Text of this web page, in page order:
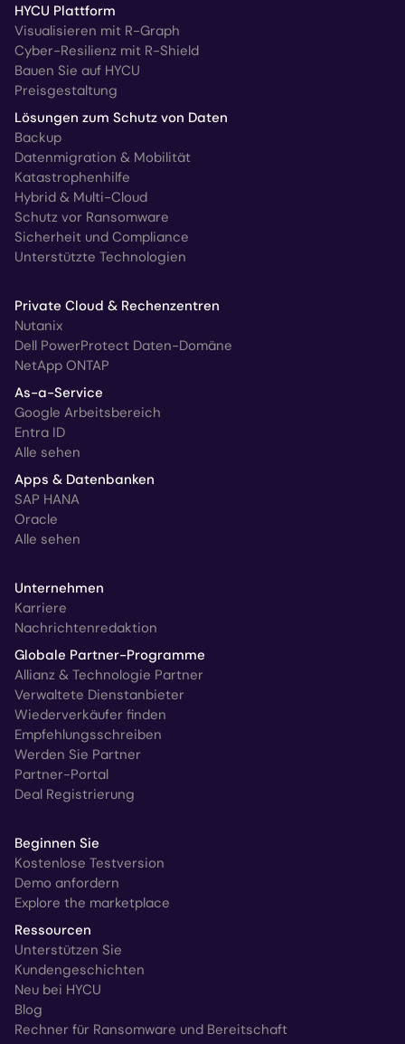
HYCU Plattform
Visualisieren mit R-Graph
Cyber-Resilienz mit R-Shield
Bauen Sie auf HYCU
Preisgestaltung
Lösungen zum Schutz von Daten
Backup
Datenmigration & Mobilität
Katastrophenhilfe
Hybrid & Multi-Cloud
Schutz vor Ransomware
Sicherheit und Compliance
Unterstützte Technologien
Private Cloud & Rechenzentren
Nutanix
Dell PowerProtect Daten-Domäne
NetApp ONTAP
As-a-Service
Google Arbeitsbereich
Entra ID
Alle sehen
Apps & Datenbanken
SAP HANA
Oracle
Alle sehen
Unternehmen
Karriere
Nachrichtenredaktion
Globale Partner-Programme
Allianz & Technologie Partner
Verwaltete Dienstanbieter
Wiederverkäufer finden
Empfehlungsschreiben
Werden Sie Partner
Partner-Portal
Deal Registrierung
Beginnen Sie
Kostenlose Testversion
Demo anfordern
Explore the marketplace
Ressourcen
Unterstützen Sie
Kundengeschichten
Neu bei HYCU
Blog
Rechner für Ransomware und Bereitschaft